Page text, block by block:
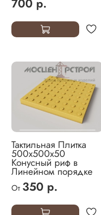
700 р.
Тактильная Плитка
500х500х50
Конусный риф в
Линейном порядке
От 350 р.